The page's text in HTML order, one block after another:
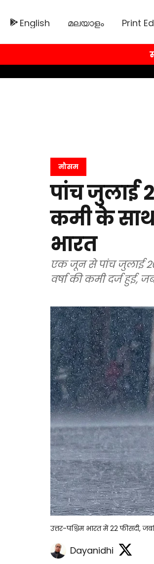
English മലയാളം Print
मौसम
पांच जुलाई
कमी के साथ
भारत
एक जून से पांच जुलाई
वर्षा की कमी दर्ज हुई,
उत्तर-पश्चिम भारत में 22 फीसदी,
Dayanidhi